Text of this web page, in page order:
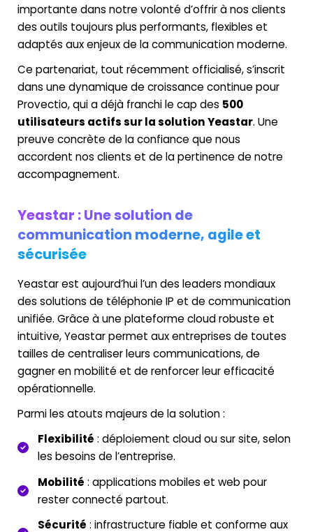
importante dans notre volonté d’offrir à nos clients
des outils toujours plus performants, flexibles et
adaptés aux enjeux de la communication moderne.
Ce partenariat, tout récemment officialisé, s’inscrit
dans une dynamique de croissance continue pour
Provectio, qui a déjà franchi le cap des 500
utilisateurs actifs sur la solution Yeastar. Une
preuve concrète de la confiance que nous
accordent nos clients et de la pertinence de notre
accompagnement.
Yeastar : Une solution de
communication moderne, agile et
sécurisée
Yeastar est aujourd’hui l’un des leaders mondiaux
des solutions de téléphonie IP et de communication
unifiée. Grâce à une plateforme cloud robuste et
intuitive, Yeastar permet aux entreprises de toutes
tailles de centraliser leurs communications, de
gagner en mobilité et de renforcer leur efficacité
opérationnelle.
Parmi les atouts majeurs de la solution :
Flexibilité : déploiement cloud ou sur site, selon
les besoins de l’entreprise.
Mobilité : applications mobiles et web pour
rester connecté partout.
Sécurité : infrastructure fiable et conforme aux